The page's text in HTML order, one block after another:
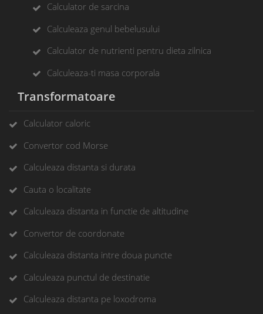
Calculator de sarcina
Calculeaza genul bebelusului
Calculator de nutrienti pentru dieta zilnica
Calculeaza-ti masa corporala
Transformatoare
Calculator caloric
Convertor cod Morse
Calculeaza distanta si durata
Cauta o localitate
Calculeaza distanta in functie de altitudine
Convertor de coordonate
Calculeaza distanta intre doua puncte
Calculeaza punctul de destinatie
Calculeaza distanta pe loxodroma